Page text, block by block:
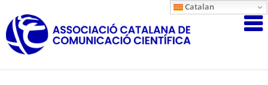
to
content
Associació
Catalan